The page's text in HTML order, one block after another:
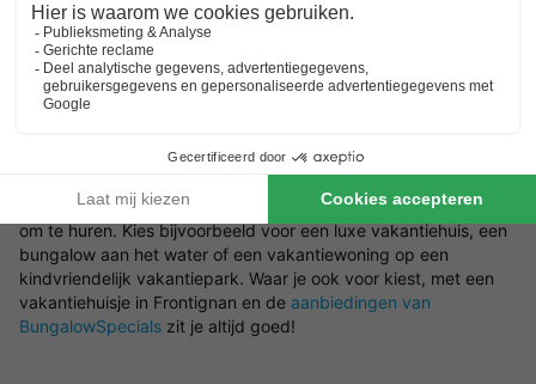
vakantiehuis in Frontignan te huren met onder andere veel
ruimte en privacy of juist een bungalow in Frontignan op een
vakantieparkwaar je gebruik kunt maken van een groot aantal
parkfaciliteiten.
zijn er een verscheidenheid aan type bungalows in Frontignan
om te huren. Kies bijvoorbeeld voor een luxe vakantiehuis, een
bungalow aan het water of een vakantiewoning op een
kindvriendelijk vakantiepark. Waar je ook voor kiest, met een
vakantiehuisje in Frontignan en de aanbiedingen van
BungalowSpecials zit je altijd goed!